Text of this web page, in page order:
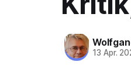
13 Apr.